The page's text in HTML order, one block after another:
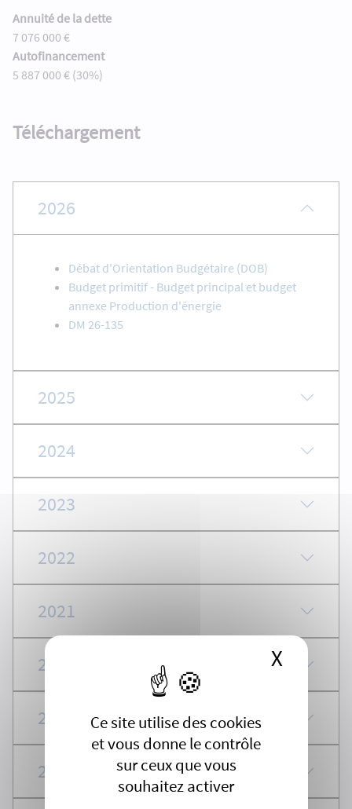
Ce site utilise des cookies
et vous donne le contrôle
sur ceux que vous
souhaitez activer
X
Annuité de la dette
7 076 000 €
Autofinancement
5 887 000 € (30%)
Téléchargement
2026
Débat d'Orientation Budgétaire (DOB)
Budget primitif - Budget principal et budget
annexe Production d'énergie
DM 26-135
2025
2024
2023
2022
2021
2020
2019
2018